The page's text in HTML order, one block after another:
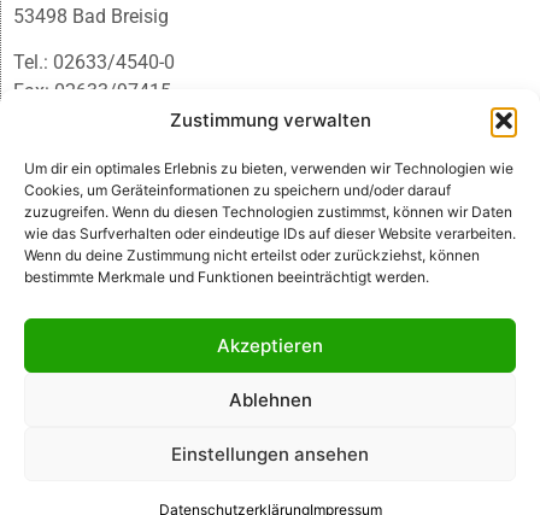
Zustimmung verwalten
Um dir ein optimales Erlebnis zu bieten, verwenden wir Technologien wie
Cookies, um Geräteinformationen zu speichern und/oder darauf
zuzugreifen. Wenn du diesen Technologien zustimmst, können wir Daten
wie das Surfverhalten oder eindeutige IDs auf dieser Website verarbeiten.
Wenn du deine Zustimmung nicht erteilst oder zurückziehst, können
bestimmte Merkmale und Funktionen beeinträchtigt werden.
Akzeptieren
Ablehnen
Einstellungen ansehen
DatenschutzerklärungImpressum
53498 Bad Breisig
Tel.: 02633/4540-0
Fax: 02633/97415
infobb@blmedien.de